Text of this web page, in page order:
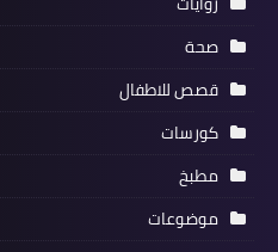
صحة
قصص للاطفال
كورسات
مطبخ
موضوعات